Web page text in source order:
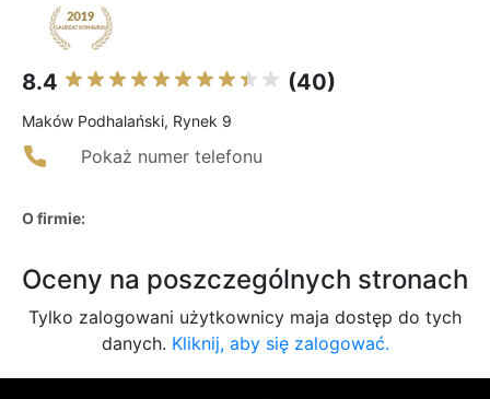
8.4 (40)
Maków Podhalański, Rynek 9
Pokaż numer telefonu
O firmie:
Oceny na poszczególnych stronach
Tylko zalogowani użytkownicy maja dostęp do tych
danych. Kliknij, aby się zalogować.